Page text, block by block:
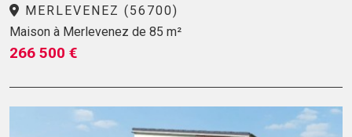
MERLEVENEZ (56700)
Maison à Merlevenez de 85 m²
266 500 €